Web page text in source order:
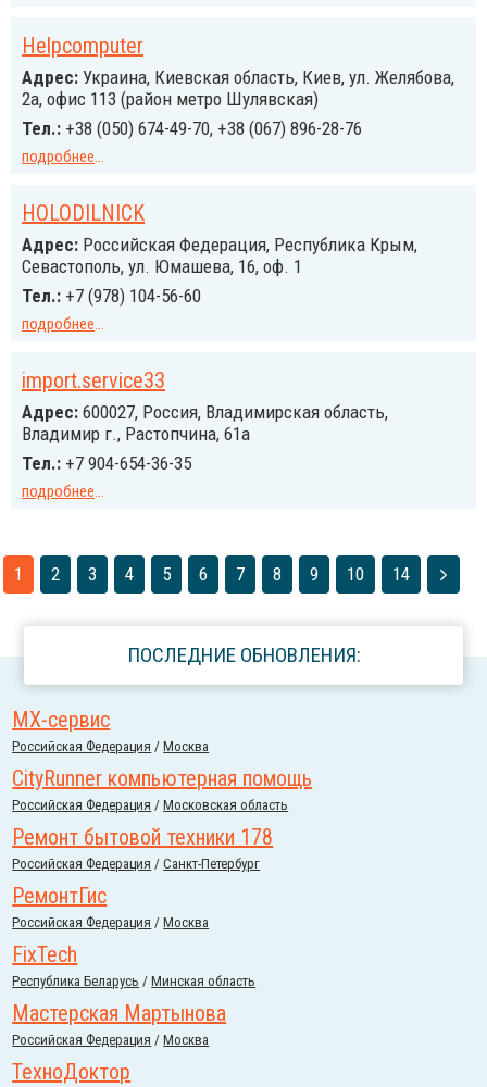
Helpcomputer
Адрес: Украина, Киевская область, Киев, ул. Желябова,
2а, офис 113 (район метро Шулявская)
Тел.: +38 (050) 674-49-70, +38 (067) 896-28-76
подробнее...
HOLODILNICK
Адрес: Российcкая Федерация, Республика Крым,
Севастополь, ул. Юмашева, 16, оф. 1
Тел.: +7 (978) 104-56-60
подробнее...
import.service33
Адрес: 600027, Россия, Владимирская область,
Владимир г., Растопчина, 61а
Тел.: +7 904-654-36-35
подробнее...
1 2 3 4 5 6 7 8 9 10 14
ПОСЛЕДНИЕ ОБНОВЛЕНИЯ:
МХ-сервис
Российcкая Федерация /Москва
CityRunner компьютерная помощь
Российcкая Федерация /Московская область
Ремонт бытовой техники 178
Российcкая Федерация /Санкт-Петербург
РемонтГис
Российcкая Федерация /Москва
FixTech
Республика Беларусь /Минская область
Мастерская Мартынова
Российcкая Федерация /Москва
ТехноДоктор